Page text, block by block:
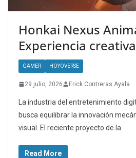
Honkai Nexus
Experiencia
GAMER HOYOVERSE
29 julio, 2026 Erick Contreras Ayala
La industria del entretenimiento
busca equilibrar la innovación
visual. El reciente proyecto de la
Read More